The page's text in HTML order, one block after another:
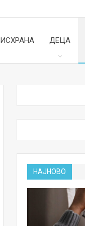
ИСХРАНА ДЕЦА
НАЈНОВО